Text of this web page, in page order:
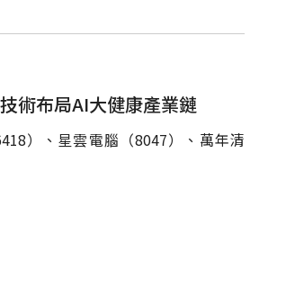
術布局AI大健康產業鏈
）、星雲電腦（8047）、萬年清